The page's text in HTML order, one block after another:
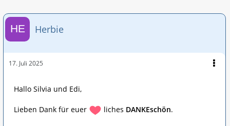
Herbie
17. Juli 2025
Hallo Silvia und Edi,
Lieben Dank für euer liches DANKEschön.